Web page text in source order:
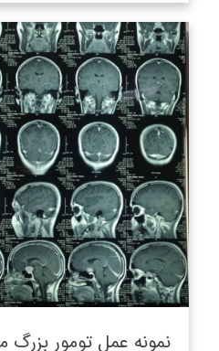
نمونه عمل تومور بزرگ